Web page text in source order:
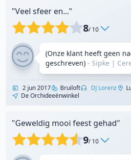
"Veel sfeer en..."
8/ 10
(Onze klant heeft geen
geschreven) - Sipke |
2 jun 2017 Bruiloft DJ Lorenz
De Orchideeënwinkel
"Geweldig mooi feest gehad"
9/ 10